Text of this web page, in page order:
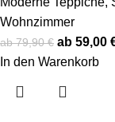
Wohnzimmer
79,90€ 59,00
In den Warenkorb